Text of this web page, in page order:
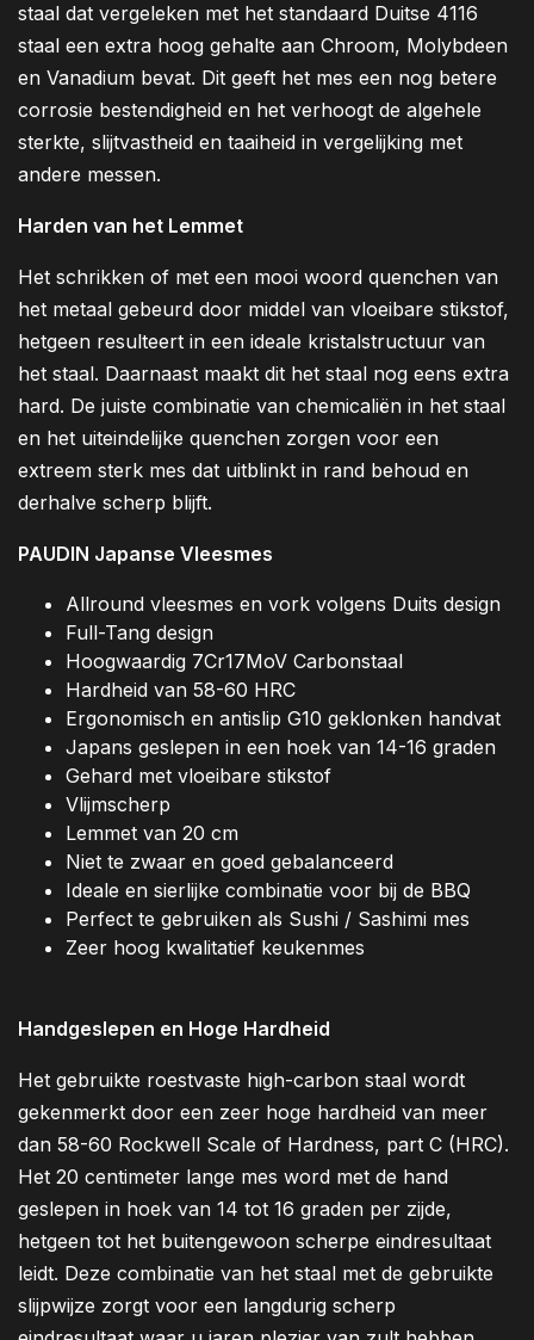
staal dat vergeleken met het standaard Duitse 4116
staal een extra hoog gehalte aan Chroom, Molybdeen
en Vanadium bevat. Dit geeft het mes een nog betere
corrosie bestendigheid en het verhoogt de algehele
sterkte, slijtvastheid en taaiheid in vergelijking met
andere messen.
Harden van het Lemmet
Het schrikken of met een mooi woord quenchen van
het metaal gebeurd door middel van vloeibare stikstof,
hetgeen resulteert in een ideale kristalstructuur van
het staal. Daarnaast maakt dit het staal nog eens extra
hard. De juiste combinatie van chemicaliën in het staal
en het uiteindelijke quenchen zorgen voor een
extreem sterk mes dat uitblinkt in rand behoud en
derhalve scherp blijft.
PAUDIN Japanse Vleesmes
Allround vleesmes en vork volgens Duits design
Full-Tang design
Hoogwaardig 7Cr17MoV Carbonstaal
Hardheid van 58-60 HRC
Ergonomisch en antislip G10 geklonken handvat
Japans geslepen in een hoek van 14-16 graden
Gehard met vloeibare stikstof
Vlijmscherp
Lemmet van 20 cm
Niet te zwaar en goed gebalanceerd
Ideale en sierlijke combinatie voor bij de BBQ
Perfect te gebruiken als Sushi / Sashimi mes
Zeer hoog kwalitatief keukenmes
Handgeslepen en Hoge Hardheid
Het gebruikte roestvaste high-carbon staal wordt
gekenmerkt door een zeer hoge hardheid van meer
dan 58-60 Rockwell Scale of Hardness, part C (HRC).
Het 20 centimeter lange mes word met de hand
geslepen in hoek van 14 tot 16 graden per zijde,
hetgeen tot het buitengewoon scherpe eindresultaat
leidt. Deze combinatie van het staal met de gebruikte
slijpwijze zorgt voor een langdurig scherp